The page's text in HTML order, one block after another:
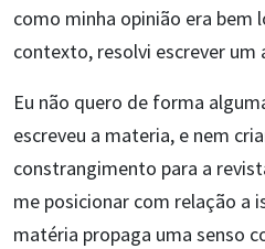
como minha opinião era bem
contexto, resolvi escrever um
Eu não quero de forma
escreveu a materia, e nem
constrangimento para a
me posicionar com relação a
matéria propaga uma senso